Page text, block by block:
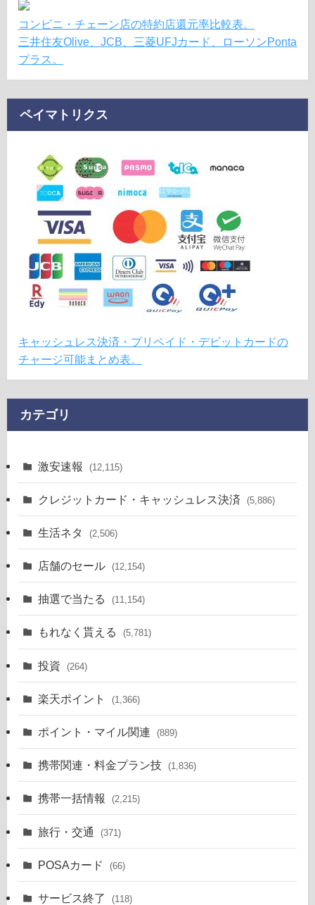
コンビニ・チェーン店の特約店還元率比較表。
三井住友Olive、JCB、三菱UFJカード、ローソンPonta
プラス。
ペイマトリクス
キャッシュレス決済・プリペイド・デビットカードの
チャージ可能まとめ表。
カテゴリ
激安速報 (12,115)
クレジットカード・キャッシュレス決済 (5,886)
生活ネタ (2,506)
店舗のセール (12,154)
抽選で当たる (11,154)
もれなく貰える (5,781)
投資 (264)
楽天ポイント (1,366)
ポイント・マイル関連 (889)
携帯関連・料金プラン技 (1,836)
携帯一括情報 (2,215)
旅行・交通 (371)
POSAカード (66)
サービス終了 (118)